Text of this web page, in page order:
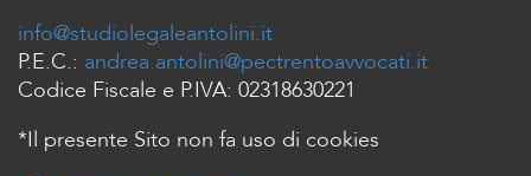
info@studiolegaleantolini.it
P.E.C.: andrea.antolini@pectrentoavvocati.it
Codice Fiscale e P.IVA: 02318630221
*Il presente Sito non fa uso di cookies